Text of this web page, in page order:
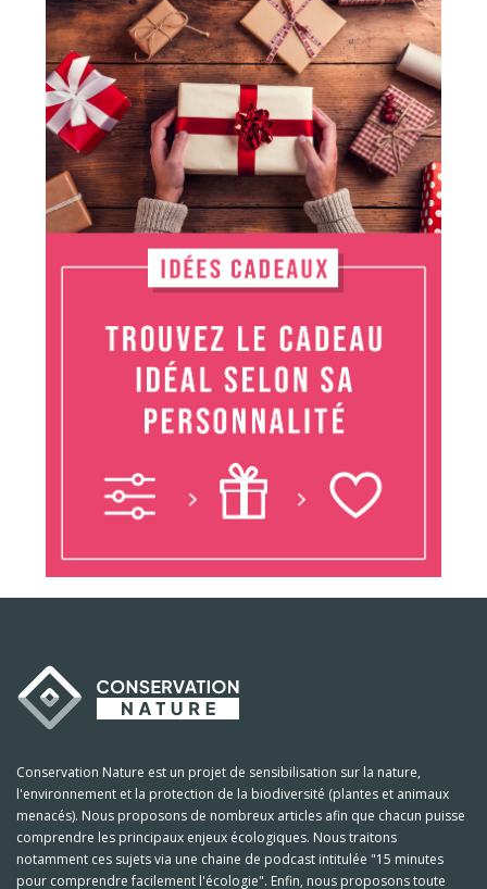
Conservation Nature est un projet de sensibilisation sur la nature,
l'environnement et la protection de la biodiversité (plantes et animaux
menacés). Nous proposons de nombreux articles afin que chacun puisse
comprendre les principaux enjeux écologiques. Nous traitons
notamment ces sujets via une chaine de podcast intitulée "15 minutes
pour comprendre facilement l'écologie". Enfin, nous proposons toute